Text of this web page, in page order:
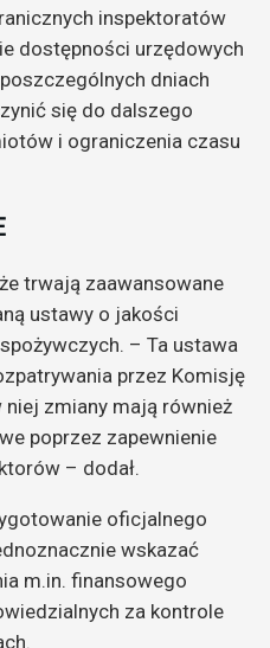
inspektoratów
dostępności urzędowych
dniach
się do dalszego
i ograniczenia czasu
trwają zaawansowane
ustawy o jakości
– Ta ustawa
przez Komisję
zmiany mają również
poprzez zapewnienie
– dodał.
oficjalnego
wskazać
m.in. finansowego
za kontrole